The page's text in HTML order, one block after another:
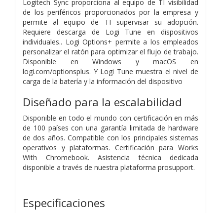
Logitech Sync proporciona al equipo de TI visibilidad
de los periféricos proporcionados por la empresa y
permite al equipo de TI supervisar su adopción.
Requiere descarga de Logi Tune en dispositivos
individuales.. Logi Options+ permite a los empleados
personalizar el ratón para optimizar el flujo de trabajo.
Disponible en Windows y macOS en
logi.com/optionsplus. Y Logi Tune muestra el nivel de
carga de la batería y la información del dispositivo
Diseñado para la escalabilidad
Disponible en todo el mundo con certificación en más
de 100 países con una garantía limitada de hardware
de dos años. Compatible con los principales sistemas
operativos y plataformas. Certificación para Works
With Chromebook. Asistencia técnica dedicada
disponible a través de nuestra plataforma prosupport.
Especificaciones